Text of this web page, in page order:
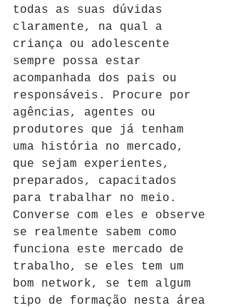
todas as suas dúvidas
claramente, na qual a
criança ou adolescente
sempre possa estar
acompanhada dos pais ou
responsáveis. Procure por
agências, agentes ou
produtores que já tenham
uma história no mercado,
que sejam experientes,
preparados, capacitados
para trabalhar no meio.
Converse com eles e observe
se realmente sabem como
funciona este mercado de
trabalho, se eles tem um
bom network, se tem algum
tipo de formação nesta área